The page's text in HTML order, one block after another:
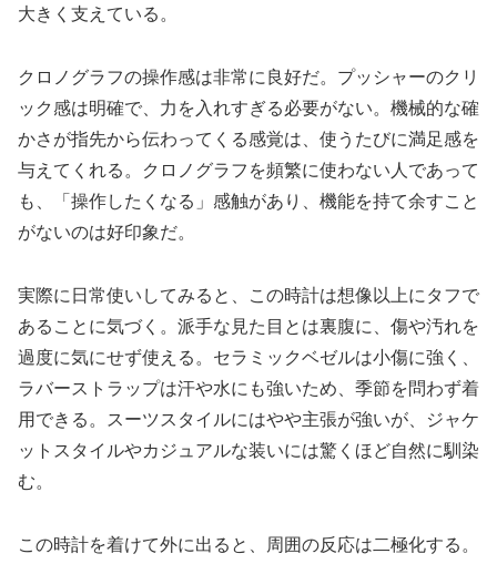
大きく支えている。
クロノグラフの操作感は非常に良好だ。プッシャーのクリ
ック感は明確で、力を入れすぎる必要がない。機械的な確
かさが指先から伝わってくる感覚は、使うたびに満足感を
与えてくれる。クロノグラフを頻繁に使わない人であって
も、「操作したくなる」感触があり、機能を持て余すこと
がないのは好印象だ。
実際に日常使いしてみると、この時計は想像以上にタフで
あることに気づく。派手な見た目とは裏腹に、傷や汚れを
過度に気にせず使える。セラミックベゼルは小傷に強く、
ラバーストラップは汗や水にも強いため、季節を問わず着
用できる。スーツスタイルにはやや主張が強いが、ジャケ
ットスタイルやカジュアルな装いには驚くほど自然に馴染
む。
この時計を着けて外に出ると、周囲の反応は二極化する。